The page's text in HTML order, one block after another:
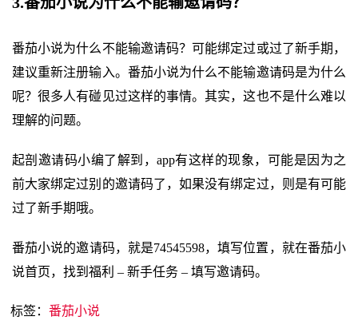
番茄小说为什么不能输邀请码？可能绑定过或过了新手期，
建议重新注册输入。番茄小说为什么不能输邀请码是为什么
呢？很多人有碰见过这样的事情。其实，这也不是什么难以
理解的问题。
起剖邀请码小编了解到，app有这样的现象，可能是因为之
前大家绑定过别的邀请码了，如果没有绑定过，则是有可能
过了新手期哦。
番茄小说的邀请码，就是74545598，填写位置，就在番茄小
说首页，找到福利 – 新手任务 – 填写邀请码。
标签：番茄小说